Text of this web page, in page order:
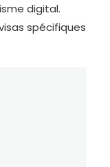
digital.
spécifiques